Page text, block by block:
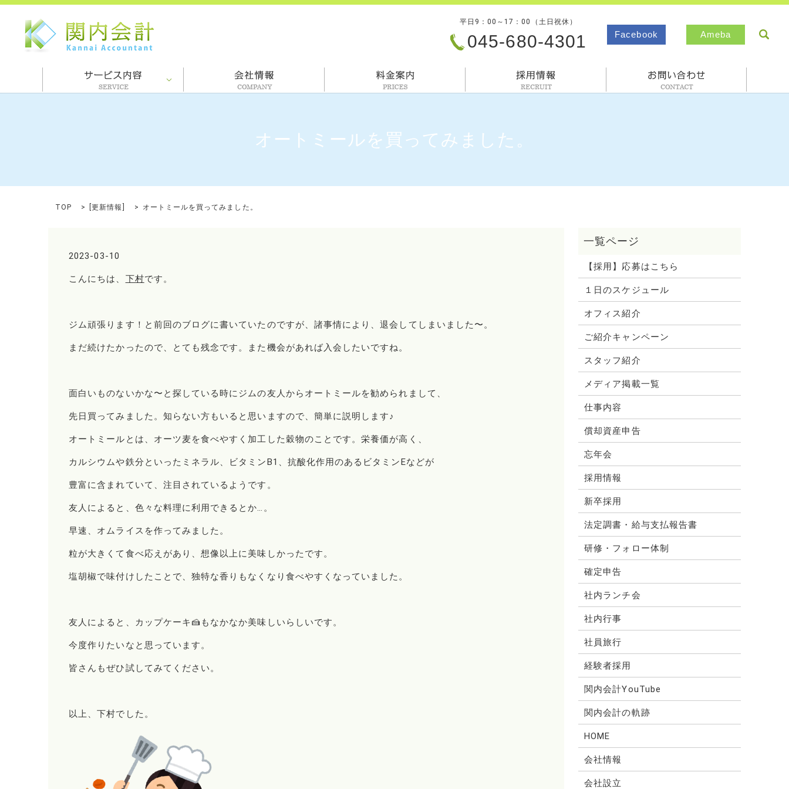
平日9：00～17：00（土日祝休）
045-680-4301 Facebook Ameba
オートミールを買ってみました。
TOP [更新情報 オートミールを買ってみました。
2023-03-10
こんにちは、 下村です。
ジム頑張ります！と前回のブログに書いていたのですが、諸事情により、退会してしまいました〜。
まだ続けたかったので、とても残念です。また機会があれば入会したいですね。
面白いものないかな〜と探している時にジムの友人からオートミールを勧められまして、
先日買ってみました。知らない方もいると思いますので、簡単に説明します♪
オートミールとは、オーツ麦を食べやすく加工した穀物のことです。栄養価が高く、
カルシウムや鉄分といったミネラル、ビタミンB1、抗酸化作用のあるビタミンEなどが
豊富に含まれていて、注目されているようです。
友人によると、色々な料理に利用できるとか…。
早速、オムライスを作ってみました。
粒が大きくて食べ応えがあり、想像以上に美味しかったです。
塩胡椒で味付けしたことで、独特な香りもなくなり食べやすくなっていました。
友人によると、カップケーキ🍰もなかなか美味しいらしいです。
今度作りたいなと思っています。
皆さんもぜひ試してみてください。
以上、下村でした。
【採用】応募はこちら
１日のスケジュール
オフィス紹介
ご紹介キャンペーン
スタッフ紹介
メディア掲載一覧
仕事内容
償却資産申告
忘年会
採用情報
新卒採用
法定調書・給与支払報告書
研修・フォロー体制
確定申告
社内ランチ会
社内行事
社員旅行
経験者採用
関内会計YouTube
関内会計の軌跡
HOME
会社情報
会社設立